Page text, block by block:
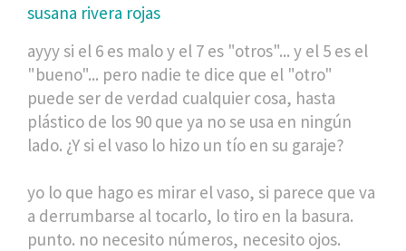
susana rivera rojas
ayyy si el 6 es malo y el 7 es "otros"... y el 5 es el
"bueno"... pero nadie te dice que el "otro"
puede ser de verdad cualquier cosa, hasta
plástico de los 90 que ya no se usa en ningún
lado. ¿Y si el vaso lo hizo un tío en su garaje?
yo lo que hago es mirar el vaso, si parece que va
a derrumbarse al tocarlo, lo tiro en la basura.
punto. no necesito números, necesito ojos.